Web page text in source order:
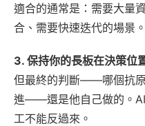
適合的通常是：需要大量
合、需要快速迭代的場景。
3. 保持你的長板在決策位
但最終的判斷——哪個抗
進——還是他自己做的。
工不能反過來。